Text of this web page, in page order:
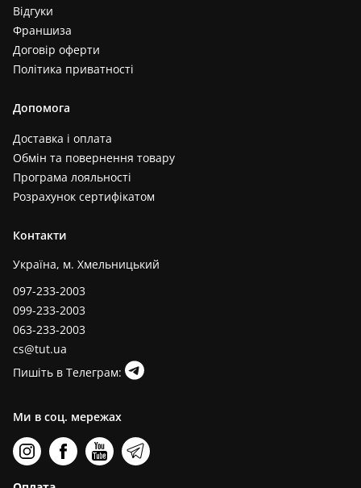
Відгуки
Франшиза
Договір оферти
Політика приватності
Допомога
Доставка і оплата
Обмін та повернення товару
Програма лояльності
Розрахунок сертифікатом
Контакти
Україна, м. Хмельницький
097-233-2003
099-233-2003
063-233-2003
cs@tut.ua
Пишіть в Телеграм:
Ми в соц. мережах